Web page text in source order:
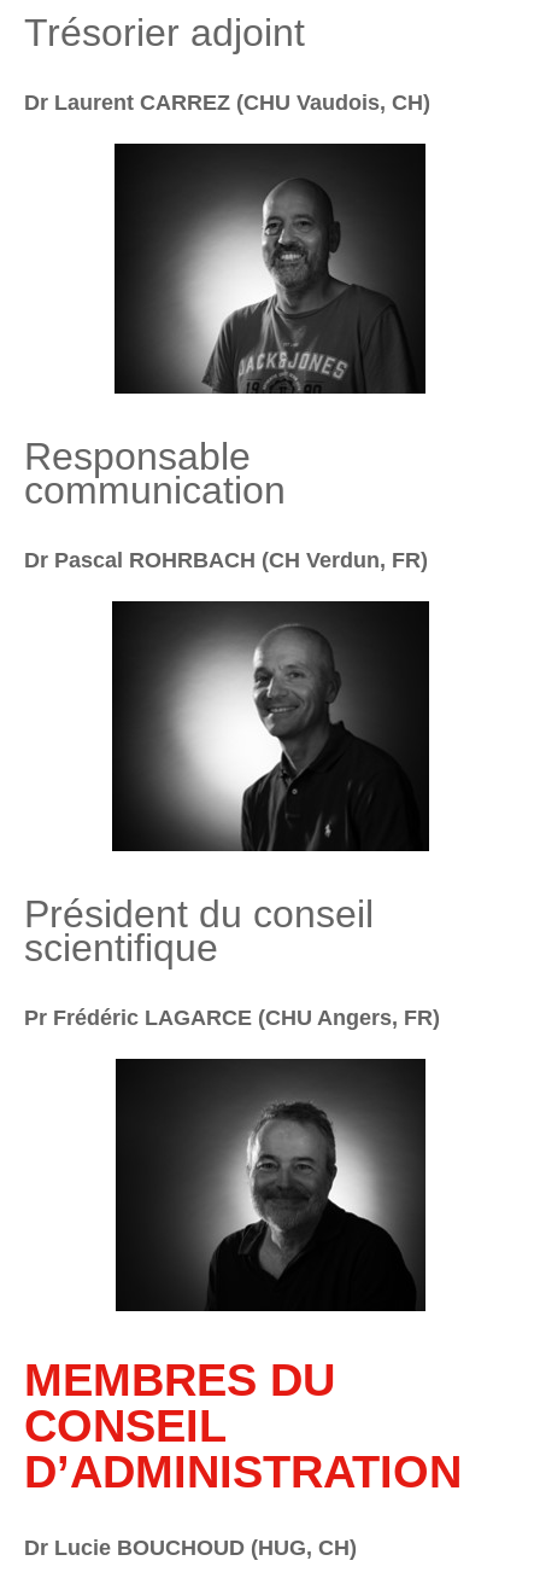
Trésorier adjoint
Dr Laurent CARREZ (CHU Vaudois, CH)
Responsable
communication
Dr Pascal ROHRBACH (CH Verdun, FR)
Président du conseil
scientifique
Pr Frédéric LAGARCE (CHU Angers, FR)
MEMBRES DU
CONSEIL
D’ADMINISTRATION
Dr Lucie BOUCHOUD (HUG, CH)